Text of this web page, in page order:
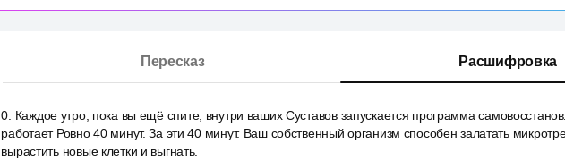
Пересказ Расшифровка
0: Каждое утро, пока вы ещё спите, внутри ваших Суставов запускается программа
работает Ровно 40 минут. За эти 40 минут. Ваш собственный организм способен залатать
вырастить новые клетки и выгнать.